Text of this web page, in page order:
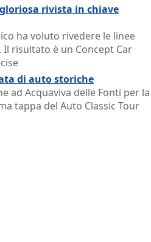
rivista in chiave
ha voluto rivedere le linee
Il risultato è un Concept Car
di auto storiche
ad Acquaviva delle Fonti per la
tappa del Auto Classic Tour